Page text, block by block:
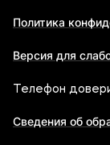
Политика
Версия для
Телефон
Сведения об